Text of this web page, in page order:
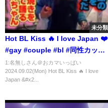
未分類
Hot BL Kiss 🔥 I love Japan ❤️
#gay #couple #bl #同性カップ
ル #blfan #lgbtq
1:名無しさん＠おカマいっぱい
2024.09.02(Mon) Hot BL Kiss 🔥 I love
Japan &#x2...